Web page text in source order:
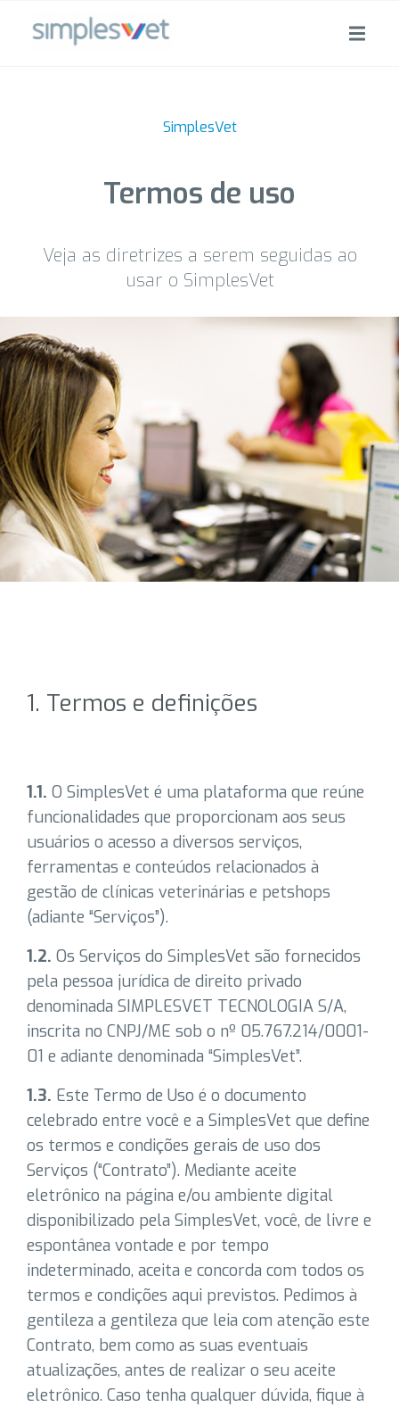
SimplesVet
Termos de uso
Veja as diretrizes a serem seguidas ao
usar o SimplesVet
1. Termos e definições
1.1. O SimplesVet é uma plataforma que reúne
funcionalidades que proporcionam aos seus
usuários o acesso a diversos serviços,
ferramentas e conteúdos relacionados à
gestão de clínicas veterinárias e petshops
(adiante “Serviços”).
1.2. Os Serviços do SimplesVet são fornecidos
pela pessoa jurídica de direito privado
denominada SIMPLESVET TECNOLOGIA S/A,
inscrita no CNPJ/ME sob o nº 05.767.214/0001-
01 e adiante denominada “SimplesVet”.
1.3. Este Termo de Uso é o documento
celebrado entre você e a SimplesVet que define
os termos e condições gerais de uso dos
Serviços (“Contrato”). Mediante aceite
eletrônico na página e/ou ambiente digital
disponibilizado pela SimplesVet, você, de livre e
espontânea vontade e por tempo
indeterminado, aceita e concorda com todos os
termos e condições aqui previstos. Pedimos à
gentileza a gentileza que leia com atenção este
Contrato, bem como as suas eventuais
atualizações, antes de realizar o seu aceite
eletrônico. Caso tenha qualquer dúvida, fique à